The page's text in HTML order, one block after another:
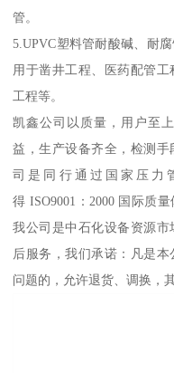
管。
5.UPVC塑料管耐酸碱、耐
用于凿井工程、医药配管
工程等。
凯鑫公司以质量，用户至
益，生产设备齐全，检测
司是同行通过国家压力
得 ISO9001：2000 国际质
我公司是中石化设备资源
后服务，我们承诺：凡是
问题的，允许退货、调换，